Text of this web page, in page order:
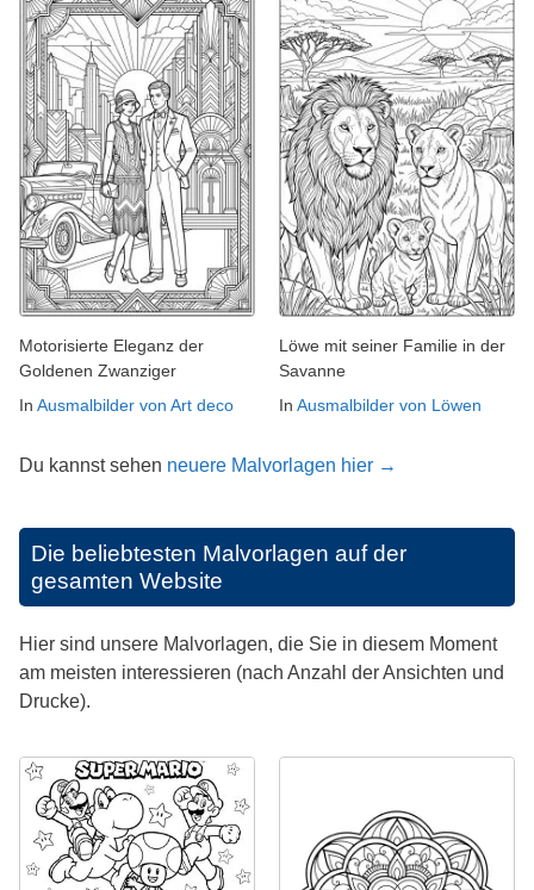
Motorisierte Eleganz der
Goldenen Zwanziger
In Ausmalbilder von Art deco
Löwe mit seiner Familie in der
Savanne
In Ausmalbilder von Löwen
Du kannst sehen neuere Malvorlagen hier →
Die beliebtesten Malvorlagen auf der
gesamten Website
Hier sind unsere Malvorlagen, die Sie in diesem Moment
am meisten interessieren (nach Anzahl der Ansichten und
Drucke).